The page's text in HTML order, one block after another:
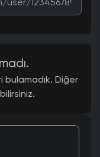
bulamadık. Diğer